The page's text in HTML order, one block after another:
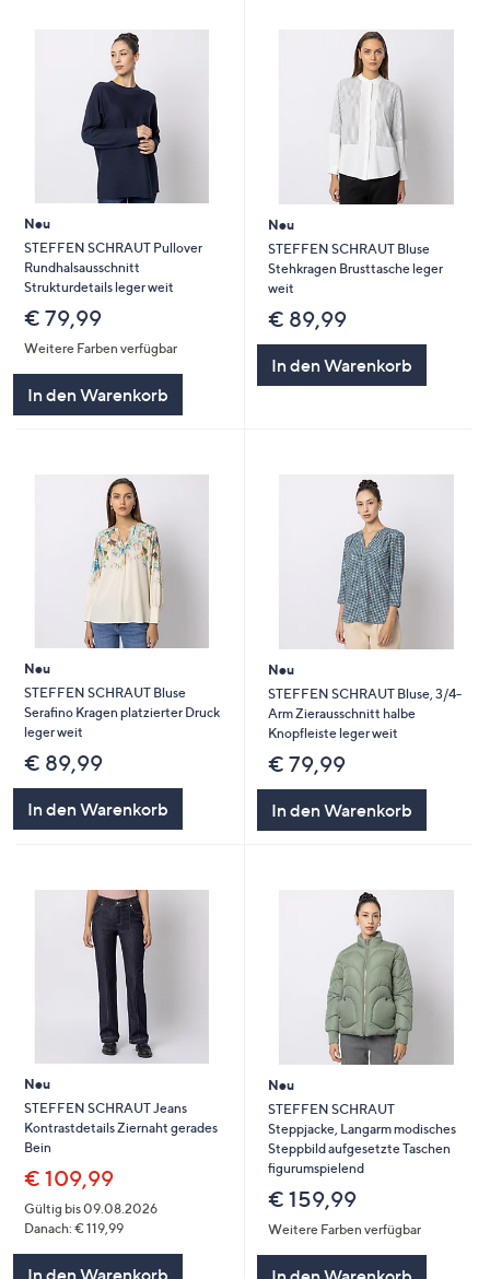
Neu
STEFFEN SCHRAUT Pullover
Rundhalsausschnitt
Strukturdetails leger weit
€ 79,99
Weitere Farben verfügbar
In den Warenkorb
Neu
STEFFEN SCHRAUT Bluse
Stehkragen Brusttasche leger
weit
€ 89,99
In den Warenkorb
Neu
STEFFEN SCHRAUT Bluse
Serafino Kragen platzierter Druck
leger weit
€ 89,99
In den Warenkorb
Neu
STEFFEN SCHRAUT Bluse, 3/4-
Arm Zierausschnitt halbe
Knopfleiste leger weit
€ 79,99
In den Warenkorb
Neu
STEFFEN SCHRAUT Jeans
Kontrastdetails Ziernaht gerades
Bein
€ 109,99
Gültig bis 09.08.2026
Danach: € 119,99
In den Warenkorb
Neu
STEFFEN SCHRAUT
Steppjacke, Langarm modisches
Steppbild aufgesetzte Taschen
figurumspielend
€ 159,99
Weitere Farben verfügbar